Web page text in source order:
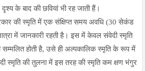
के बाद की छवियां भी रह जाती हैं।
की स्मृति में एक संक्षिप्त समय अवधि (30 सेकंड
में जानकारी रहती है। इस में केवल संवेदी स्मृति
सम्मलित होती है, उसे ही अल्पकालिक स्मृति के रूप में
स्मृति की तुलना में इस तरह की स्मृति कम क्षण भंगुर